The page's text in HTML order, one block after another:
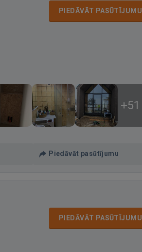
PIEDĀVĀT PASŪTĪJUMU
+51
Piedāvāt pasūtījumu
PIEDĀVĀT PASŪTĪJUMU